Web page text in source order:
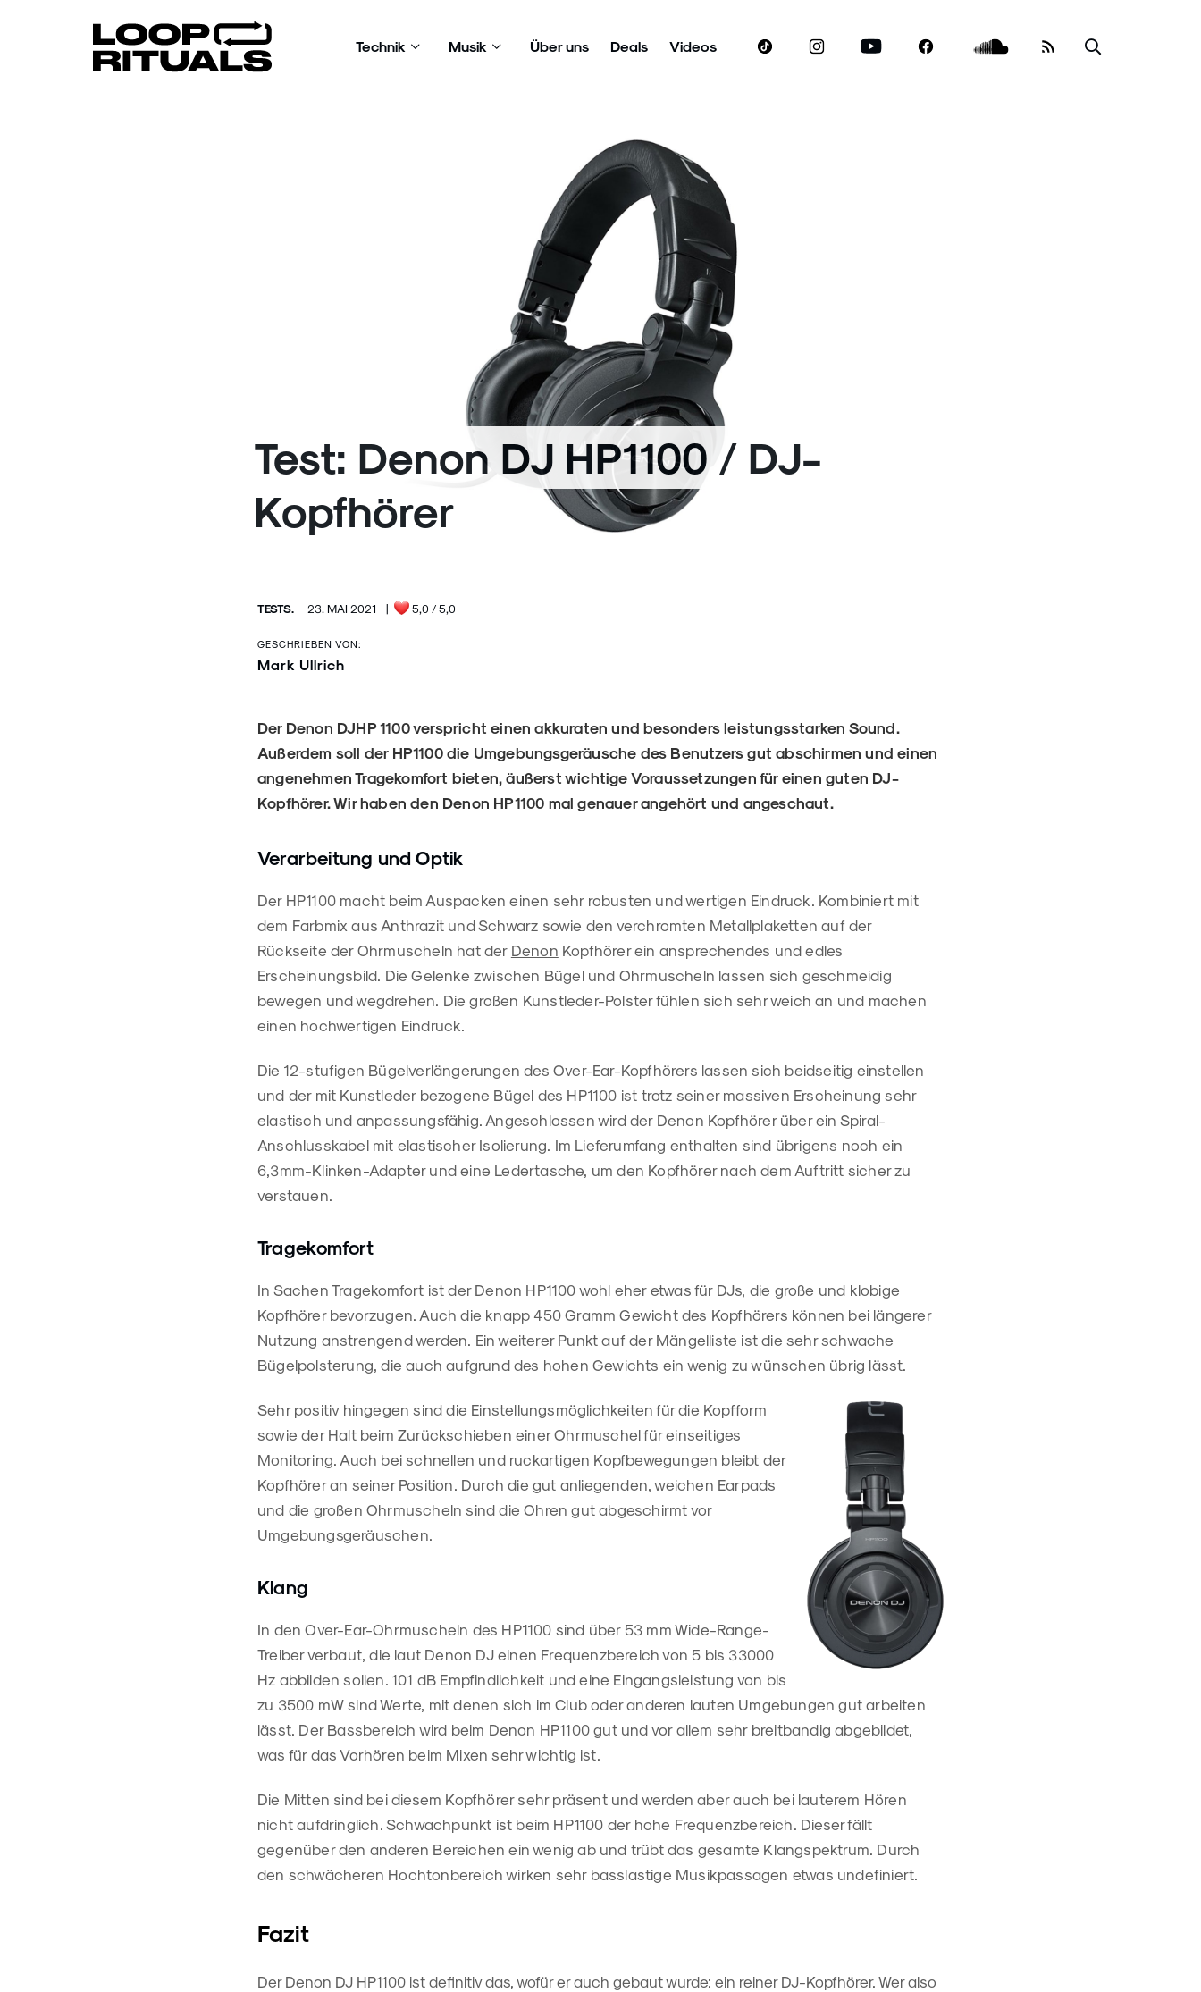
Technik Musik Über uns Deals Videos
Test: Denon DJ HP1100 / DJ-
Kopfhörer
TESTS. 23. MAI 2021 | 5,0 / 5,0
GESCHRIEBEN VON:
Mark Ullrich
Der Denon DJHP 1100 verspricht einen akkuraten und besonders leistungsstarken Sound.
Außerdem soll der HP1100 die Umgebungsgeräusche des Benutzers gut abschirmen und einen
angenehmen Tragekomfort bieten, äußerst wichtige Voraussetzungen für einen guten DJ-
Kopfhörer. Wir haben den Denon HP1100 mal genauer angehört und angeschaut.
Verarbeitung und Optik
Der HP1100 macht beim Auspacken einen sehr robusten und wertigen Eindruck. Kombiniert mit
dem Farbmix aus Anthrazit und Schwarz sowie den verchromten Metallplaketten auf der
Rückseite der Ohrmuscheln hat der Denon Kopfhörer ein ansprechendes und edles
Erscheinungsbild. Die Gelenke zwischen Bügel und Ohrmuscheln lassen sich geschmeidig
bewegen und wegdrehen. Die großen Kunstleder-Polster fühlen sich sehr weich an und machen
einen hochwertigen Eindruck.
Die 12-stufigen Bügelverlängerungen des Over-Ear-Kopfhörers lassen sich beidseitig einstellen
und der mit Kunstleder bezogene Bügel des HP1100 ist trotz seiner massiven Erscheinung sehr
elastisch und anpassungsfähig. Angeschlossen wird der Denon Kopfhörer über ein Spiral-
Anschlusskabel mit elastischer Isolierung. Im Lieferumfang enthalten sind übrigens noch ein
6,3mm-Klinken-Adapter und eine Ledertasche, um den Kopfhörer nach dem Auftritt sicher zu
verstauen.
Tragekomfort
In Sachen Tragekomfort ist der Denon HP1100 wohl eher etwas für DJs, die große und klobige
Kopfhörer bevorzugen. Auch die knapp 450 Gramm Gewicht des Kopfhörers können bei längerer
Nutzung anstrengend werden. Ein weiterer Punkt auf der Mängelliste ist die sehr schwache
Bügelpolsterung, die auch aufgrund des hohen Gewichts ein wenig zu wünschen übrig lässt.
Sehr positiv hingegen sind die Einstellungsmöglichkeiten für die Kopfform
sowie der Halt beim Zurückschieben einer Ohrmuschel für einseitiges
Monitoring. Auch bei schnellen und ruckartigen Kopfbewegungen bleibt der
Kopfhörer an seiner Position. Durch die gut anliegenden, weichen Earpads
und die großen Ohrmuscheln sind die Ohren gut abgeschirmt vor
Umgebungsgeräuschen.
Klang
In den Over-Ear-Ohrmuscheln des HP1100 sind über 53 mm Wide-Range-
Treiber verbaut, die laut Denon DJ einen Frequenzbereich von 5 bis 33000
Hz abbilden sollen. 101 dB Empfindlichkeit und eine Eingangsleistung von bis
zu 3500 mW sind Werte, mit denen sich im Club oder anderen lauten Umgebungen gut arbeiten
lässt. Der Bassbereich wird beim Denon HP1100 gut und vor allem sehr breitbandig abgebildet,
was für das Vorhören beim Mixen sehr wichtig ist.
Die Mitten sind bei diesem Kopfhörer sehr präsent und werden aber auch bei lauterem Hören
nicht aufdringlich. Schwachpunkt ist beim HP1100 der hohe Frequenzbereich. Dieser fällt
gegenüber den anderen Bereichen ein wenig ab und trübt das gesamte Klangspektrum. Durch
den schwächeren Hochtonbereich wirken sehr basslastige Musikpassagen etwas undefiniert.
Fazit
Der Denon DJ HP1100 ist definitiv das, wofür er auch gebaut wurde: ein reiner DJ-Kopfhörer. Wer also